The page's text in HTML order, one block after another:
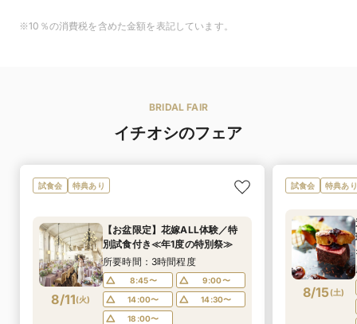
※10％の消費税を含めた金額を表記しています。
BRIDAL FAIR
イチオシのフェア
試食会 特典あり
8/11(火)
【お盆限定】花嫁ALL体験／特
別試食付き≪年1度の特別祭≫
所要時間：3時間程度
8:45〜
9:00〜
14:00〜
14:30〜
18:00〜
試食会 特典あり
8/15(土)